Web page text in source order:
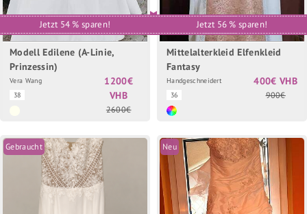
Jetzt 54 % sparen!
Modell Edilene (A-Linie,
Prinzessin)
Vera Wang
38
1200€
VHB
2600€
Jetzt 56 % sparen!
Mittelalterkleid Elfenkleid
Fantasy
Handgeschneidert
36
400€ VHB
900€
Gebraucht Neu